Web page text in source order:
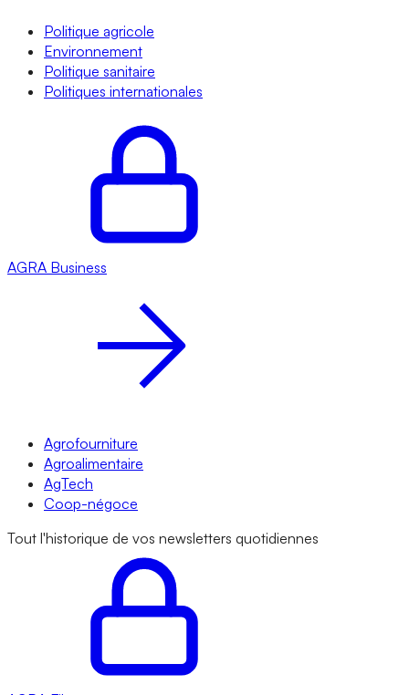
Politique agricole
Environnement
Politique sanitaire
Politiques internationales
AGRA Business
Agrofourniture
Agroalimentaire
AgTech
Coop-négoce
Tout l'historique de vos newsletters quotidiennes